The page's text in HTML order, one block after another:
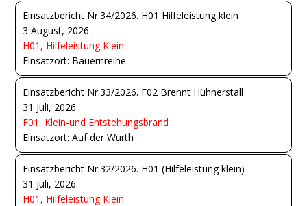
Einsatzbericht Nr.34/2026. H01 Hilfeleistung klein
3 August, 2026
H01, Hilfeleistung Klein
Einsatzort: Bauernreihe
Einsatzbericht Nr.33/2026. F02 Brennt Hühnerstall
31 Juli, 2026
F01, Klein-und Entstehungsbrand
Einsatzort: Auf der Wurth
Einsatzbericht Nr.32/2026. H01 (Hilfeleistung klein)
31 Juli, 2026
H01, Hilfeleistung Klein